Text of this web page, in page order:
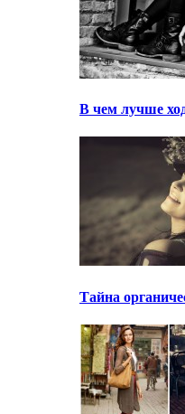
В чем лучше
Тайна